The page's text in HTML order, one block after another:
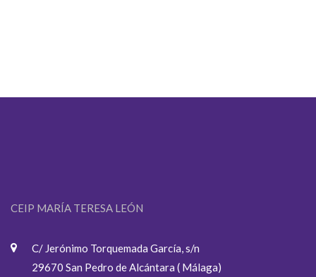
CEIP MARÍA TERESA LEÓN
C/ Jerónimo Torquemada García, s/n
29670 San Pedro de Alcántara ( Málaga)